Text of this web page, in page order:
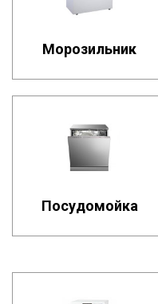
Морозильник
Посудомойка